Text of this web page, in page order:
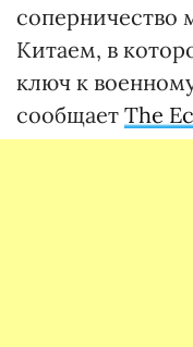
Китаем, в
ключ к
сообщает The